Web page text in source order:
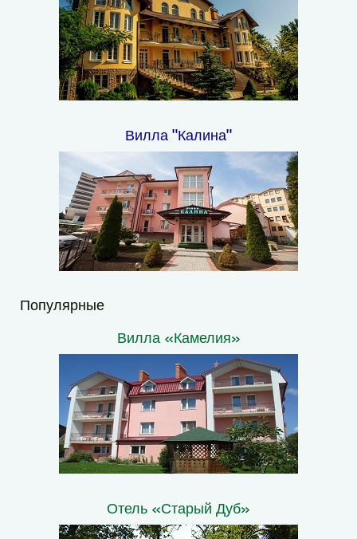
Вилла "Калина"
Популярные
Вилла «Камелия»
Отель «Старый Дуб»